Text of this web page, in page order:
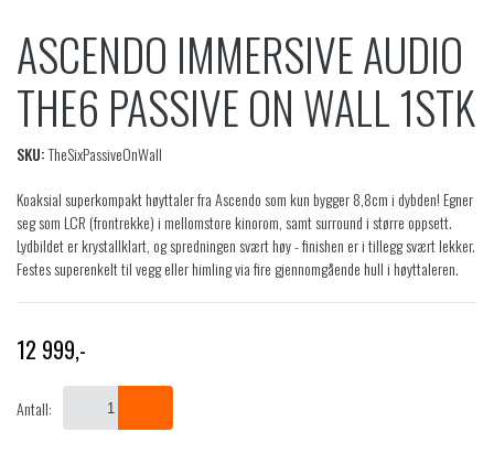
ASCENDO IMMERSIVE AUDIO
THE6 PASSIVE ON WALL 1STK
SKU:TheSixPassiveOnWall
Koaksial superkompakt høyttaler fra Ascendo som kun bygger 8,8cm i dybden! Egner
seg som LCR (frontrekke) i mellomstore kinorom, samt surround i større oppsett.
Lydbildet er krystallklart, og spredningen svært høy - finishen er i tillegg svært lekker.
Festes superenkelt til vegg eller himling via fire gjennomgående hull i høyttaleren.
12 999,-
Antall: